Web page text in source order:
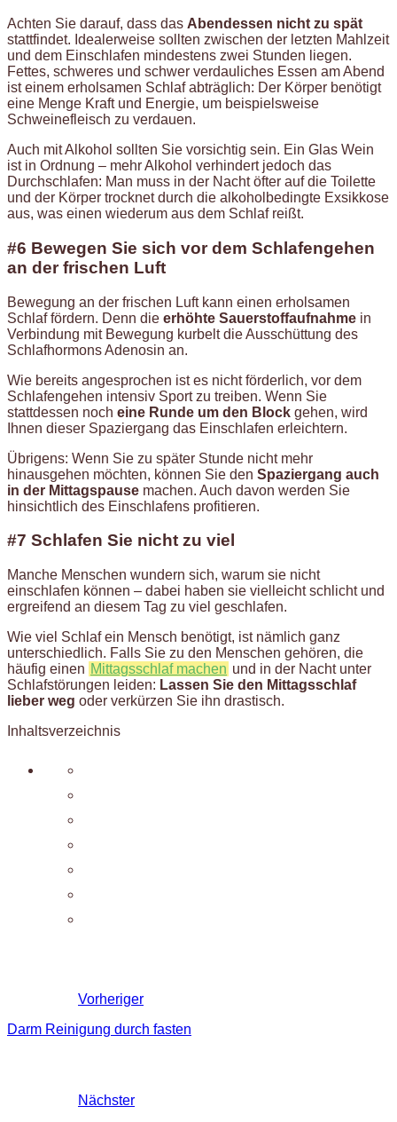
Achten Sie darauf, dass das Abendessen nicht zu spät
stattfindet. Idealerweise sollten zwischen der letzten Mahlzeit
und dem Einschlafen mindestens zwei Stunden liegen.
Fettes, schweres und schwer verdauliches Essen am Abend
ist einem erholsamen Schlaf abträglich: Der Körper benötigt
eine Menge Kraft und Energie, um beispielsweise
Schweinefleisch zu verdauen.
Auch mit Alkohol sollten Sie vorsichtig sein. Ein Glas Wein
ist in Ordnung – mehr Alkohol verhindert jedoch das
Durchschlafen: Man muss in der Nacht öfter auf die Toilette
und der Körper trocknet durch die alkoholbedingte Exsikkose
aus, was einen wiederum aus dem Schlaf reißt.
#6 Bewegen Sie sich vor dem Schlafengehen
an der frischen Luft
Bewegung an der frischen Luft kann einen erholsamen
Schlaf fördern. Denn die erhöhte Sauerstoffaufnahme in
Verbindung mit Bewegung kurbelt die Ausschüttung des
Schlafhormons Adenosin an.
Wie bereits angesprochen ist es nicht förderlich, vor dem
Schlafengehen intensiv Sport zu treiben. Wenn Sie
stattdessen noch eine Runde um den Block gehen, wird
Ihnen dieser Spaziergang das Einschlafen erleichtern.
Übrigens: Wenn Sie zu später Stunde nicht mehr
hinausgehen möchten, können Sie den Spaziergang auch
in der Mittagspause machen. Auch davon werden Sie
hinsichtlich des Einschlafens profitieren.
#7 Schlafen Sie nicht zu viel
Manche Menschen wundern sich, warum sie nicht
einschlafen können – dabei haben sie vielleicht schlicht und
ergreifend an diesem Tag zu viel geschlafen.
Wie viel Schlaf ein Mensch benötigt, ist nämlich ganz
unterschiedlich. Falls Sie zu den Menschen gehören, die
häufig einen Mittagsschlaf machen und in der Nacht unter
Schlafstörungen leiden: Lassen Sie den Mittagsschlaf
lieber weg oder verkürzen Sie ihn drastisch.
Inhaltsverzeichnis
Vorheriger
Darm Reinigung durch fasten
Nächster